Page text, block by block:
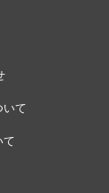
いて
て